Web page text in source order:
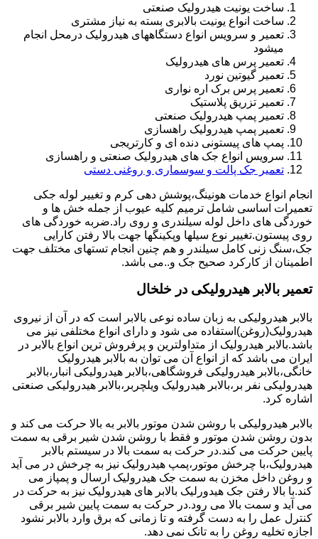
ساخت یونیت هیدرولیک صنعتی
ساخت انواع یونیت بالابری بسته به نیاز مشتری
تعمیر و سرویس انواع دستگاههای هیدرولیک درمحل انجام
میشود
تعمیر پرس های هیدرولیک
تعمیر گیوتین نورد
تعمیر پرس برک اره نواری
تعمیر تزریق پلاستیک
تعمیر پمپ هیدرولیک صنعتی
تعمیر پمپ هیدرولیک راهسازی
پمپ های پیستونی دنده ای و کارتریجی
سرویس انواع جک های هیدرولیک صنعتی و راهسازی
تعمیر جک پالت و سوسماری و روغنی دستی
انجام انواع خدمات هونینگ،پوشش دهی کرم و تغییر لوله جکی
تعمیرات اساسی شامل ترمیم کلیه عیوب از جمله خش ها و
خوردگی های داخل لوله سیلندری و روی راد.ضربه خوردگی های
روی پیستون.تغییر نوع سیلها وپکینگها جهت بالا رفتن کارایی
جک،سنگ زنی کامل سیلندر و هم چنین انجام تستهای مختلف جهت
اطمینان از کارکرد صحیح جک و..می باشد.
تعمیر بالابر هیدرولیکی در خلخال
بالابر هیدرولیکی به زبان ساده نوعی بالابر است که در آن از نیروی
هیدرولیک(روغن)استفاده می شود و دارای انواع مختلفی نیز می
باشد.بالابر هیدرولیک از متداولترین و پرفروش ترین انواع بالابر در
ایران می باشد که از انواع آن می توان به بالابر هیدرولیک
خانگی،بالابر هیدرولیکی فروشگاهی،بالابر هیدرولیکی انبار،بالابر
هیدرولیکی نفر بر،بالابر هیدرولیک ویلچربر،بالابر هیدرولیکی صنعتی
اشاره کرد.
بالابر هیدرولیکی با روشن شدن موتور بالابر به بالا حرکت می کند و
بدون روشن شدن موتور و فقط با روشن شدن شیر برقی به سمت
پایین حرکت می کند.در حرکت به سمت بالا در سیستم بالابر
هیدرولیک،با چرخش موتور،پمپ هیدرولیک نیز به چرخش در می آید
و روغن داخل مخزن به سمت جک هیدرولیک ارسال و پمپاز می
کند.با بالا رفتن جک هیدورلیک بالابر های هیدرولیک نیز به حرکت در
می آید و سمت بالا می رود.در حرکت به سمت پایین شیر برقی
کنترل عمل را به دست گرفته و تا زمانی که برق وارد بالابر نشود
اجازه تخلیه روغن را به تانک نمی دهد.